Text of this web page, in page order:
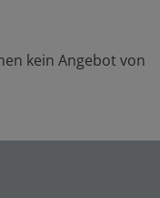
kein Angebot von